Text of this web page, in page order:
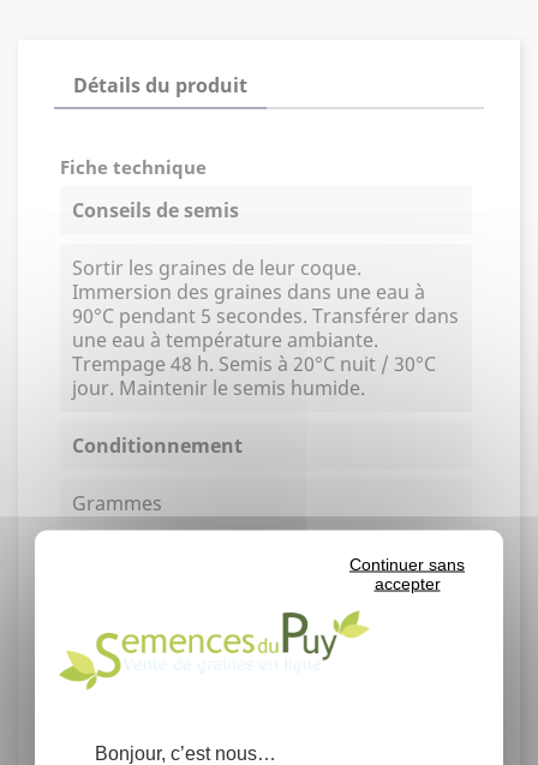
Bonjour, c’est nous…
Continuer sans
accepter
Détails du produit
Fiche technique
Conseils de semis
Sortir les graines de leur coque.
Immersion des graines dans une eau à
90°C pendant 5 secondes. Transférer dans
une eau à température ambiante.
Trempage 48 h. Semis à 20°C nuit / 30°C
jour. Maintenir le semis humide.
Conditionnement
Grammes
Germination moyenne : 45% en
laboratoire.
Un gramme contient environ 10 graines.